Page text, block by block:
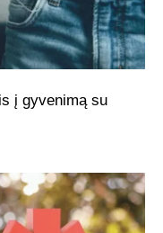
į gyvenimą su